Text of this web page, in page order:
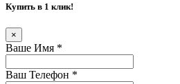
Купить в 1 клик!
×
Ваше Имя *
Ваш Телефон *